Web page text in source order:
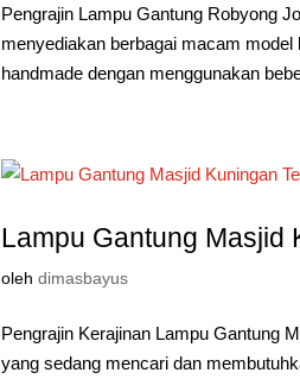
Pengrajin Lampu Gantung Robyong
menyediakan berbagai macam
handmade dengan menggunakan
Lampu Gantung Masjid
olehdimasbayus
Pengrajin Kerajinan Lampu Gantung
yang sedang mencari dan